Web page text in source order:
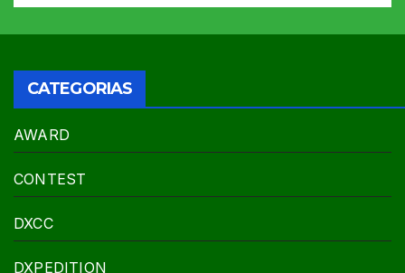
CATEGORIAS
AWARD
CONTEST
DXCC
DXPEDITION